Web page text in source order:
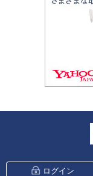
ログイン